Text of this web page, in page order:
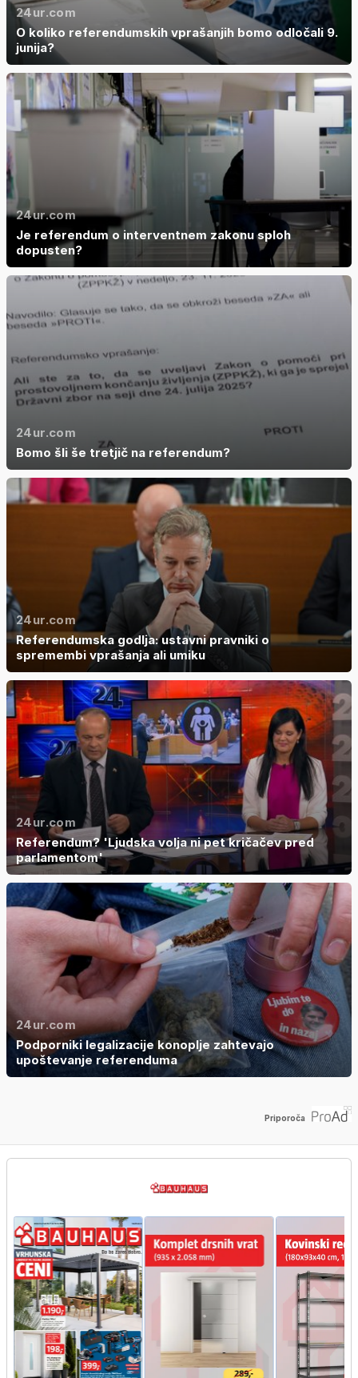
24ur.com
O koliko referendumskih vprašanjih bomo odločali 9.
junija?
24ur.com
Je referendum o interventnem zakonu sploh
dopusten?
24ur.com
Bomo šli še tretjič na referendum?
24ur.com
Referendumska godlja: ustavni pravniki o
spremembi vprašanja ali umiku
24ur.com
Referendum? 'Ljudska volja ni pet kričačev pred
parlamentom'
24ur.com
Podporniki legalizacije konoplje zahtevajo
upoštevanje referenduma
Priporoča